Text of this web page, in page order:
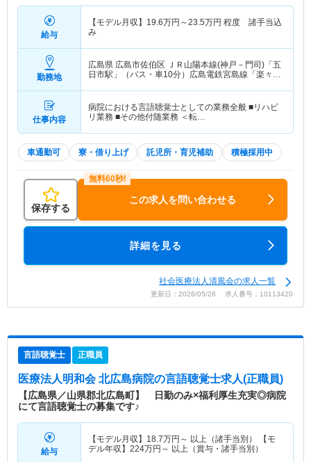
給与
【モデル月収】 19.6万円～23.5万円 程度 諸手当込
み
勤務地
広島県 広島市佐伯区 ＪＲ山陽本線(神戸－門司)「五
日市駅」（バス・車10分）広島電鉄宮島線「楽々園
仕事内容
病院における言語聴覚士としての業務全般 ■リハビ
リ業務 ■その他付随業務 ＜転…
車通勤可 寮・借り上げ 託児所・育児補助 積極採用中
保存する
この求人を問い合わせる
詳細を見る
社会医療法人清風会の求人一覧
更新日：2026/05/26 求人番号：10113420
言語聴覚士 正職員
医療法人明和会 北広島病院の言語聴覚士求人(正職員)
【広島県／山県郡北広島町】 日勤のみ×福利厚生充実◎病院
にて言語聴覚士の募集です♪
給与
【モデル月収】 18.7万円～ 以上（諸手当別） 【モ
デル年収】 224万円～ 以上（賞与・諸手当別）